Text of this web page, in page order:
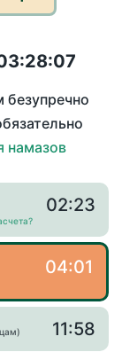
безупречно
намазов
02:23
04:01
11:58